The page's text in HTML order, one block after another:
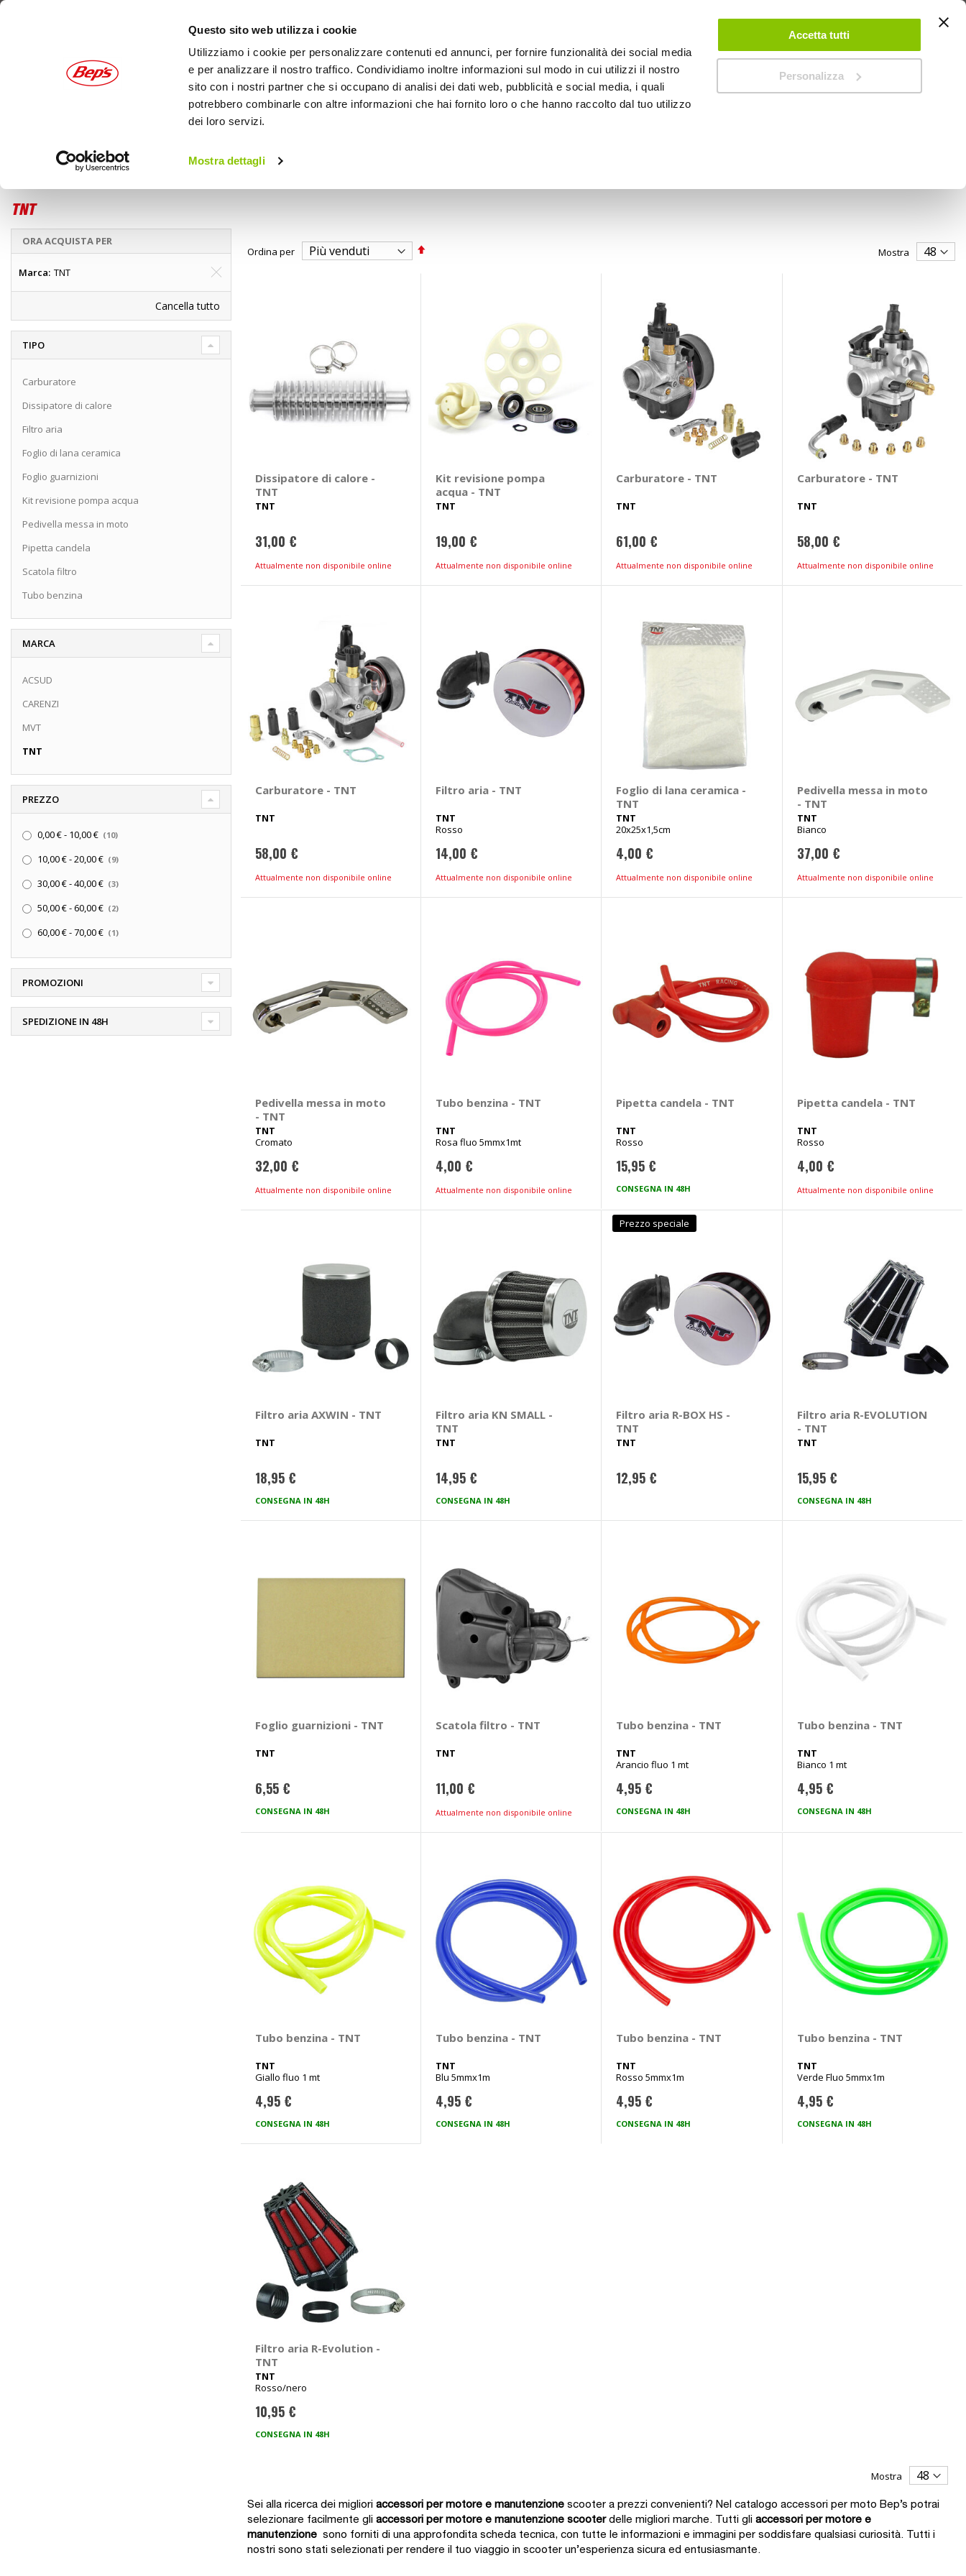
Questo sito web utilizza i cookie
Utilizziamo i cookie per personalizzare contenuti ed annunci, per fornire funzionalità dei social media
e per analizzare il nostro traffico. Condividiamo inoltre informazioni sul modo in cui utilizzi il nostro
sito con i nostri partner che si occupano di analisi dei dati web, pubblicità e social media, i quali
potrebbero combinarle con altre informazioni che hai fornito loro o che hanno raccolto dal tuo utilizzo
dei loro servizi.
Mostra dettagli
Accetta tutti
Personalizza
CONTATTACI NEGOZI IL MIO NEGOZIO
TNT
Ordina per
Imposta
Mostra
Dissipatore di calore -
TNT
TNT
31,00 €
Attualmente non disponibile online
Kit revisione pompa
acqua - TNT
TNT
19,00 €
Attualmente non disponibile online
Carburatore - TNT
TNT
61,00 €
Attualmente non disponibile online
Carburatore - TNT
TNT
58,00 €
Attualmente non disponibile online
Carburatore - TNT
TNT
58,00 €
Attualmente non disponibile online
Filtro aria - TNT
TNT
Rosso
14,00 €
Attualmente non disponibile online
Foglio di lana ceramica -
TNT
TNT
20x25x1,5cm
4,00 €
Attualmente non disponibile online
Pedivella messa in moto
- TNT
TNT
Bianco
37,00 €
Attualmente non disponibile online
Pedivella messa in moto
- TNT
TNT
Cromato
32,00 €
Attualmente non disponibile online
Tubo benzina - TNT
TNT
Rosa fluo 5mmx1mt
4,00 €
Attualmente non disponibile online
Pipetta candela - TNT
TNT
Rosso
15,95 €
CONSEGNA IN 48H
Pipetta candela - TNT
TNT
Rosso
4,00 €
Attualmente non disponibile online
Filtro aria AXWIN - TNT
TNT
18,95 €
CONSEGNA IN 48H
Filtro aria KN SMALL -
TNT
TNT
14,95 €
CONSEGNA IN 48H
Prezzo speciale
Filtro aria R-BOX HS -
TNT
TNT
12,95 €
Filtro aria R-EVOLUTION
- TNT
TNT
15,95 €
CONSEGNA IN 48H
Foglio guarnizioni - TNT
TNT
6,55 €
CONSEGNA IN 48H
Scatola filtro - TNT
TNT
11,00 €
Attualmente non disponibile online
Tubo benzina - TNT
TNT
Arancio fluo 1 mt
4,95 €
CONSEGNA IN 48H
Tubo benzina - TNT
TNT
Bianco 1 mt
4,95 €
CONSEGNA IN 48H
Tubo benzina - TNT
TNT
Giallo fluo 1 mt
4,95 €
CONSEGNA IN 48H
Tubo benzina - TNT
TNT
Blu 5mmx1m
4,95 €
CONSEGNA IN 48H
Tubo benzina - TNT
TNT
Rosso 5mmx1m
4,95 €
CONSEGNA IN 48H
Tubo benzina - TNT
TNT
Verde Fluo 5mmx1m
4,95 €
CONSEGNA IN 48H
Filtro aria R-Evolution -
TNT
TNT
Rosso/nero
10,95 €
CONSEGNA IN 48H
Mostra
Sei alla ricerca dei migliori accessori per motore e manutenzionescooter a prezzi convenienti? Nel catalogo accessori per moto Bep’s potrai
selezionare facilmente gli accessori per motore e manutenzione scooterdelle migliori marche. Tutti gli accessori per motore e
manutenzionesono forniti di una approfondita scheda tecnica, con tutte le informazioni e immagini per soddisfare qualsiasi curiosità. Tutti i
nostri sono stati selezionati per rendere il tuo viaggio in scooter un’esperienza sicura ed entusiasmante.
ORA ACQUISTA PER
Marca TNT
Cancella tutto
TIPO
Carburatore
Dissipatore di calore
Filtro aria
Foglio di lana ceramica
Foglio guarnizioni
Kit revisione pompa acqua
Pedivella messa in moto
Pipetta candela
Scatola filtro
Tubo benzina
MARCA
ACSUD
CARENZI
MVT
TNT
PREZZO
0,00 €- 10,00 € 10
10,00 €-20,00 € 9
30,00 €-40,00 € 3
50,00 €-60,00 € 2
60,00 €-70,00 € 1
PROMOZIONI
SPEDIZIONE IN 48H